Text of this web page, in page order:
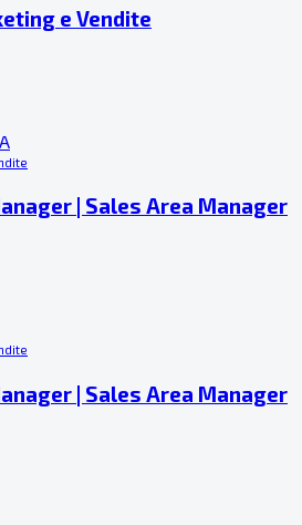
e Vendite
| Sales Area Manager
| Sales Area Manager